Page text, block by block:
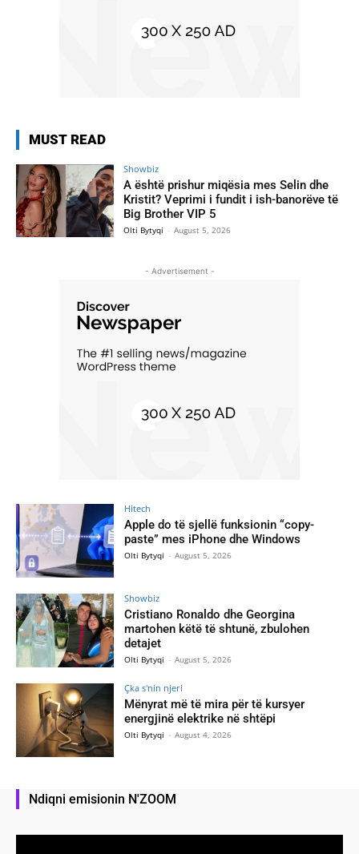
MUST READ
Showbiz
A është prishur miqësia mes Selin dhe
Kristit? Veprimi i fundit i ish-banorëve të
Big Brother VIP 5
Olti Bytyqi - August 5, 2026
- Advertisement -
Hitech
Apple do të sjellë funksionin “copy-
paste” mes iPhone dhe Windows
Olti Bytyqi - August 5, 2026
Showbiz
Cristiano Ronaldo dhe Georgina
martohen këtë të shtunë, zbulohen
detajet
Olti Bytyqi - August 5, 2026
Çka s'nin njeri
Mënyrat më të mira për të kursyer
energjinë elektrike në shtëpi
Olti Bytyqi - August 4, 2026
Ndiqni emisionin N'ZOOM